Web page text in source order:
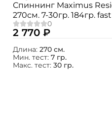
Спиннинг Maximus
270см. 7-30гр. 184гр.
MSRE27M
2 770 ₽
Длина: 270 см.
Мин. тест: 7 гр.
Макс. тест: 30 гр.